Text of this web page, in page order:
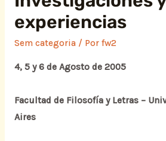
experiencias
Sem categoria/ Por fw2
4, 5 y 6 de Agosto de 2005
Facultad de Filosofía y Letras –
Aires